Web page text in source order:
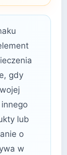
gdy
lub
o
w